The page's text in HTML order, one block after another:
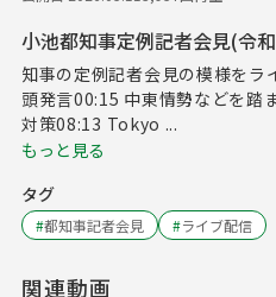
小池都知事定例記者会見(令
知事の定例記者会見の模様をラ
頭発言00:15 中東情勢などを踏
対策08:13 Tokyo ...
もっと見る
タグ
#都知事記者会見 #ライブ配信
関連動画